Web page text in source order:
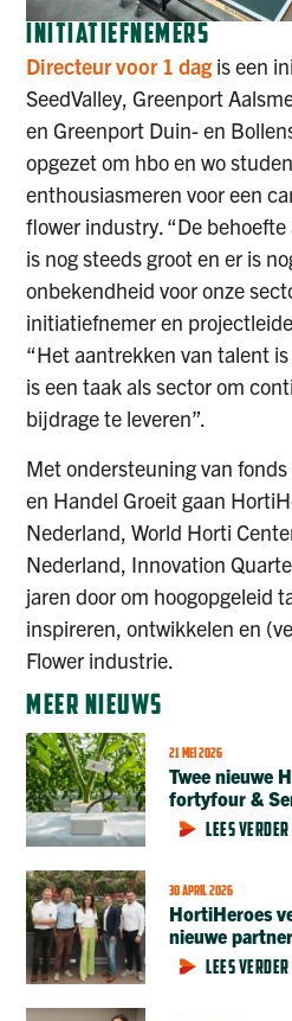
INITIATIEFNEMERS
Directeur voor 1 dag is een
SeedValley, Greenport
en Greenport Duin- en
opgezet om hbo en wo
enthousiasmeren voor een
flower industry. “De
is nog steeds groot en er is
onbekendheid voor onze
initiatiefnemer en
“Het aantrekken van talent
is een taak als sector om
bijdrage te leveren”.
Met ondersteuning van
en Handel Groeit gaan
Nederland, World Horti
Nederland, Innovation
jaren door om hoogopgeleid
inspireren, ontwikkelen en
Flower industrie.
MEER NIEUWS
21 MEI 2026
Twee nieuwe
fortyfour &
LEES VERDER
30 APRIL 2026
HortiHeroes
nieuwe partner
LEES VERDER